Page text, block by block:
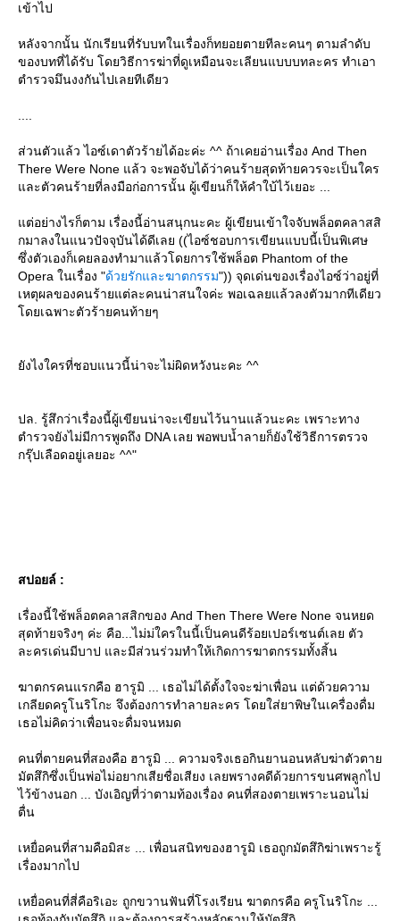
เข้าไป
หลังจากนั้น นักเรียนที่รับบทในเรื่องก็ทยอยตายทีละคนๆ ตามลำดับ
ของบทที่ได้รับ โดยวิธีการฆ่าที่ดูเหมือนจะเลียนแบบบทละคร ทำเอา
ตำรวจมึนงงกันไปเลยทีเดียว
ส่วนตัวแล้ว ไอซ์เดาตัวร้ายได้อะค่ะ ^^ ถ้าเคยอ่านเรื่อง And Then
There Were None แล้ว จะพอจับได้ว่าคนร้ายสุดท้ายควรจะเป็นใคร
ละตัวคนร้ายที่ลงมือก่อการนั้น ผู้เขียนก็ให้คำใบ้ไว้เยอะ ...
ต่อย่างไรก็ตาม เรื่องนี้อ่านสนุกนะคะ ผู้เขียนเข้าใจจับพล็อตคลาสสิ
กมาลงในแนวปัจจุบันได้ดีเลย ((ไอซ์ชอบการเขียนแบบนี้เป็นพิเศษ
ซึ่งตัวเองก็เคยลองทำมาแล้วโดยการใช้พล็อต Phantom of the
Opera ในเรื่อง "ด้วยรักและฆาตกรรม")) จุดเด่นของเรื่องไอซ์ว่าอยู่ที่
เหตุผลของคนร้ายแต่ละคนน่าสนใจค่ะ พอเฉลยแล้วลงตัวมากทีเดียว
ดยเฉพาะตัวร้ายคนท้ายๆ
ังไงใครที่ชอบแนวนี้น่าจะไม่ผิดหวังนะคะ ^^
ปล. รู้สึกว่าเรื่องนี้ผู้เขียนน่าจะเขียนไว้นานแล้วนะคะ เพราะทาง
ตำรวจยังไม่มีการพูดถึง DNA เลย พอพบน้ำลายก็ยังใช้วิธีการตรวจ
กรุ๊ปเลือดอยู่เลยอะ ^^"
สปอยล์ :
เรื่องนี้ใช้พล็อตคลาสสิกของ And Then There Were None จนหยด
สุดท้ายจริงๆ ค่ะ คือ...ไม่ม่ใครในนี้เป็นคนดีร้อยเปอร์เซนต์เลย ตัว
ละครเด่นมีบาป และมีส่วนร่วมทำให้เกิดการฆาตกรรมทั้งสิ้น
ฆาตกรคนแรกคือ ฮารูมิ ... เธอไม่ได้ตั้งใจจะฆ่าเพื่อน แต่ด้วยความ
เกลียดครูโนริโกะ จึงต้องการทำลายละคร โดยใส่ยาพิษในเครื่องดื่ม
เธอไม่คิดว่าเพื่อนจะดื่มจนหมด
คนที่ตายคนที่สองคือ ฮารูมิ ... ความจริงเธอกินยานอนหลับฆ่าตัวตา
มัตสึกิซึ่งเป็นพ่อไม่อยากเสียชื่อเสียง เลยพรางคดีด้วยการขนศพลูกไป
ไว้ข้างนอก ... บังเอิญที่ว่าตามท้องเรื่อง คนที่สองตายเพราะนอนไม่
ตื่น
เหยื่อคนที่สามคือมิสะ ... เพื่อนสนิทของฮารูมิ เธอถูกมัตสึกิฆ่าเพราะรู้
เรื่องมากไป
เหยื่อคนที่สี่คือริเอะ ถูกขวานฟันที่โรงเรียน ฆาตกรคือ ครูโนริโกะ ...